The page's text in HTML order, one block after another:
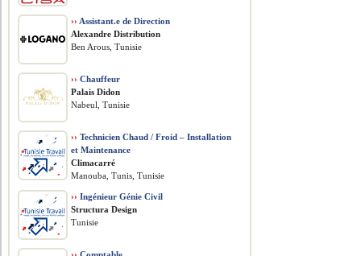
›› Assistant.e de Direction
Alexandre Distribution
Ben Arous, Tunisie
›› Chauffeur
Palais Didon
Nabeul, Tunisie
›› Technicien Chaud / Froid – Installation
et Maintenance
Climacarré
Manouba, Tunis, Tunisie
›› Ingénieur Génie Civil
Structura Design
Tunisie